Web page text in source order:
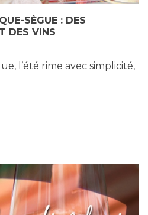
SÈGUE : DES
DES VINS
l’été rime avec simplicité,